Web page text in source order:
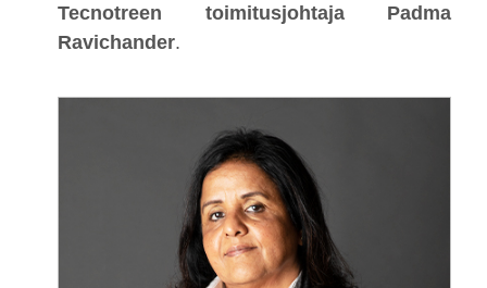
Tecnotreen toimitusjohtaja Padma
Ravichander.